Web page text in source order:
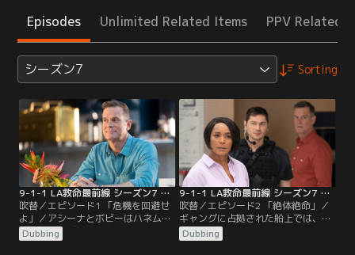
Episodes Unlimited Related Items PPV Related
シーズン7 Sorting
9-1-1 LA救命最前線 シーズン7 第01話／吹替
吹替／エピソード1 「危機を回避せ
よ」／アシーナとボビーはハネムー
ンのクルーズ旅行に出かける。楽し
みにするボビーとは反対にアシーナ
Dubbing
9-1-1 LA救命最前線 シーズン7 第02話／吹替
吹替／エピソード2 「絶体絶命」／
ギャングに占拠された船上では、指
示に抗ったノーマンが銃で撃たれて
重症に。ボビーは救助のため船長に
Dubbing